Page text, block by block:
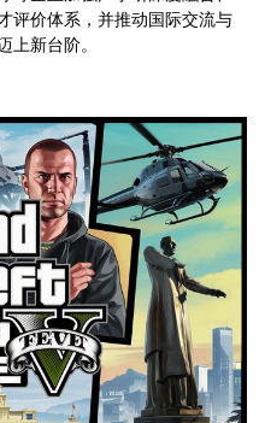
评价体系，并推动国际交流与
新台阶。